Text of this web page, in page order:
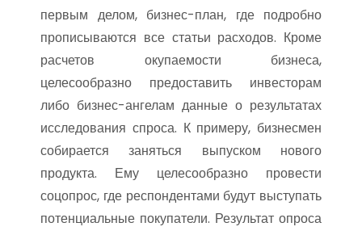
первым делом, бизнес-план, где подробно
прописываются все статьи расходов. Кроме
расчетов окупаемости бизнеса,
целесообразно предоставить инвесторам
либо бизнес-ангелам данные о результатах
исследования спроса. К примеру, бизнесмен
собирается заняться выпуском нового
продукта. Ему целесообразно провести
соцопрос, где респондентами будут выступать
потенциальные покупатели. Результат опроса